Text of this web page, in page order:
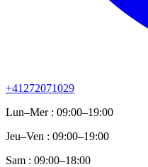
+41272071029
Lun–Mer : 09:00–19:00
Jeu–Ven : 09:00–19:00
Sam : 09:00–18:00